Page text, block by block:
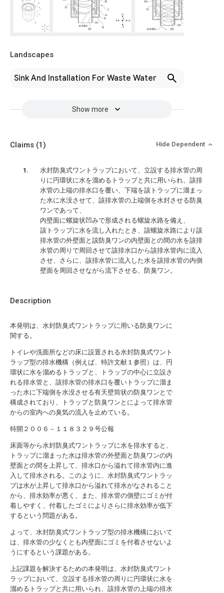
Landscapes
Sink And Installation For Waste Water
Show more
Description
本発明は、水封防臭式ワントラップに用いる防臭ワンに
関する。
トイレや洗面所などの床に設置される水封防臭式ワント
ラップ型の排水機構（例えば、特許文献１参照）は、円
環状に水を溜めるトラップと、トラップの中心に立設さ
れる排水管と、該排水管の排水口を覆いトラップに溜ま
った水に下端側を水没させる有天壁筒状の防臭ワンとで
構成されており、トラップと防臭ワンとによって排水管
からの室内への臭気の流入を止めている。
特開２００６－１１８３２９号公報
床面等から水封防臭式ワントラップに水を排水すると、
トラップに溜まった水は排水管の外壁面と防臭ワンの内
壁面との間を上昇して、排水口から溢れて排水管内に進
入して排水される。このように、水封防臭式ワントラッ
プは水が上昇して排水口から溢れて排水がなされること
から、排水効率が悪く、また、排水管の側壁にゴミが付
着しやすく、付着したゴミによりさらに排水効率が低下
するという問題がある。
よって、水封防臭式ワントラップ型の排水機構において
は、排水管の少なくとも内壁面にゴミを付着させないよ
うにするという課題がある。
上記課題を解決するための本発明は、水封防臭式ワント
ラップにおいて、立設する排水管の周りに円環状に水を
溜めるトラップと共に用いられ、該排水管の上端の排水
Claims (1) Hide Dependent
水封防臭式ワントラップにおいて、立設する排水管の周
りに円環状に水を溜めるトラップと共に用いられ、該排
水管の上端の排水口を覆い、下端を該トラップに溜まっ
た水に水没させて、該排水管の上端側を水封させる防臭
ワンであって、
内壁面に螺旋状凹みで形成される螺旋水路を備え、
該トラップに水を流し入れたとき、該螺旋水路により該
排水管の外壁面と該防臭ワンの内壁面との間の水を該排
水管の周りで周回させて該排水口から該排水管内に流入
させ、さらに、該排水管に流入した水を該排水管の内側
壁面を周回させながら流下させる、防臭ワン。